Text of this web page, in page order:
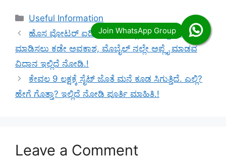
Categories
Useful Information
ಹೊಸ ವೋಟರ್ ಐಡಿ ಗೆ ಅರ್ಜಿ ಸಲ್ಲಿಸಲು ತಿದ್ದುಪಡಿ
ಮಾಡಿಸಲು ಕಡೇ ಅವಕಾಶ, ಮೊಬೈಲ್ ನಲ್ಲೇ ಅಪ್ಲೈ ಮಾಡವ
ವಿಧಾನ ಇಲ್ಲಿದೆ ನೋಡಿ.!
ಕೇವಲ 9 ಲಕ್ಷಕ್ಕೆ ಸೈಟ್ ಜೊತೆ ಮನೆ ಕೂಡ ಸಿಗುತ್ತಿದೆ. ಎಲ್ಲಿ?
ಹೇಗೆ ಗೊತ್ತಾ? ಇಲ್ಲಿದೆ ನೋಡಿ ಪೂರ್ತಿ ಮಾಹಿತಿ.!
Leave a Comment